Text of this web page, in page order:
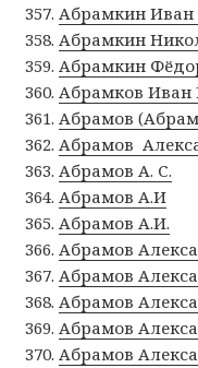
Абрамкин Иван
Абрамкин
Абрамкин
Абрамков Иван
Абрамов
Абрамов
Абрамов А. С.
Абрамов А.И
Абрамов А.И.
Абрамов
Абрамов
Абрамов
Абрамов
Абрамов